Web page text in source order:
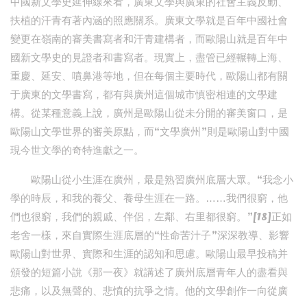
扶植的汗青有著內涵的照應關系。廣東文學就是百年中國社會
變更在嶺南的審美書寫者和汗青建構者，而歐陽山就是百年中
國新文學史的見證者和書寫者。現實上，盡管已經輾轉上海、
重慶、延安、噴鼻港等地，但在每個主要時代，歐陽山都有關
于廣東的文學書寫，都有與廣州這個城市慎密相連的文學建
構。從某種意義上說，廣州是歐陽山從未分開的審美窗口，是
歐陽山文學世界的審美原點，而“文學廣州”則是歐陽山對中國
現今世文學的奇特進獻之一。
歐陽山從小生涯在廣州，最是熟習廣州底層大眾。“我念小
學的時辰，和我的養父、養母生涯在一路。……我們很窮，他
們也很窮，我們的親戚、伴侶，左鄰、右里都很窮。”[18]正如
老舍一樣，來自實際生涯底層的“性命苦汁子”深深教導、影響
歐陽山對世界、實際和生涯的認知和思慮。歐陽山最早投稿并
頒發的短篇小說《那一夜》就講述了廣州底層青年人的盡看與
悲痛，以及無聲的、悲憤的抗爭之情。他的文學創作一向從廣